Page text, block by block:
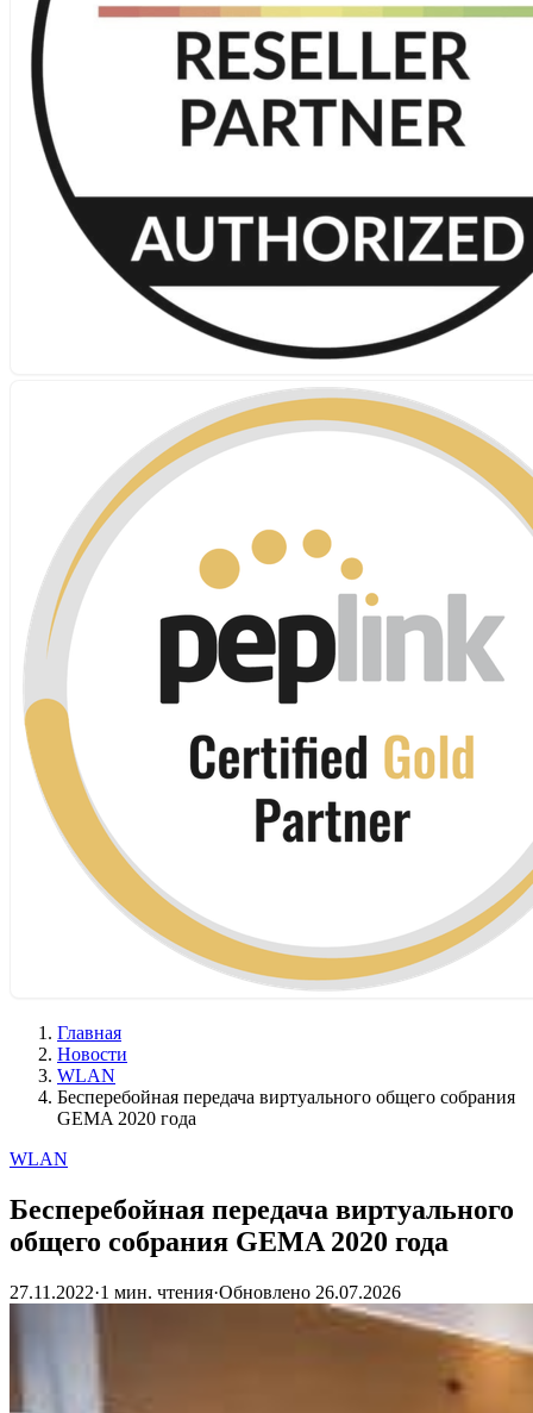
Главная
Новости
WLAN
Бесперебойная передача виртуального общего собрания
GEMA 2020 года
WLAN
Бесперебойная передача виртуального
общего собрания GEMA 2020 года
27.11.2022·1 мин. чтения·Обновлено 26.07.2026